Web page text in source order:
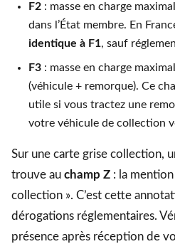
F2 : masse en charge
dans l’État membre. En
identique à F1, sauf
F3 : masse en charge
(véhicule + remorque). Ce
utile si vous tractez une
votre véhicule de collection
Sur une carte grise collection,
trouve au champ Z : la
collection ». C’est cette
dérogations réglementaires.
présence après réception de